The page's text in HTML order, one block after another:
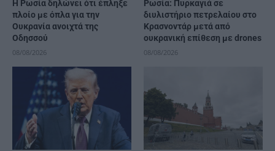
Η Ρωσία δηλώνει ότι έπληξε
πλοίο με όπλα για την
Ουκρανία ανοιχτά της
Οδησσού
08/08/2026
Ρωσία: Πυρκαγιά σε
διυλιστήριο πετρελαίου στο
Κρασνοντάρ μετά από
ουκρανική επίθεση με drones
08/08/2026